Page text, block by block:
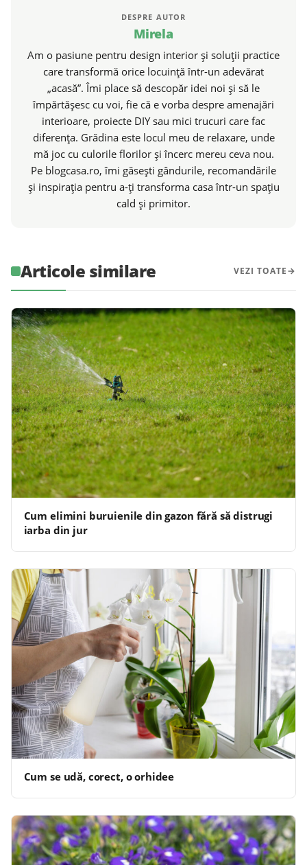
DESPRE AUTOR
Mirela
Am o pasiune pentru design interior și soluții practice
care transformă orice locuință într-un adevărat
„acasă”. Îmi place să descopăr idei noi și să le
împărtășesc cu voi, fie că e vorba despre amenajări
interioare, proiecte DIY sau mici trucuri care fac
diferența. Grădina este locul meu de relaxare, unde
mă joc cu culorile florilor și încerc mereu ceva nou.
Pe blogcasa.ro, îmi găsești gândurile, recomandările
și inspirația pentru a-ți transforma casa într-un spațiu
cald și primitor.
Articole similare VEZI TOATE
Cum elimini buruienile din gazon fără să distrugi
iarba din jur
Cum se udă, corect, o orhidee